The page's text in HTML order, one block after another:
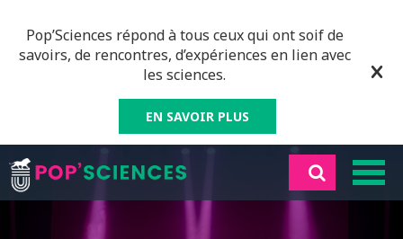
Pop’Sciences répond à tous ceux qui ont soif de
savoirs, de rencontres, d’expériences en lien avec
les sciences.
EN SAVOIR PLUS